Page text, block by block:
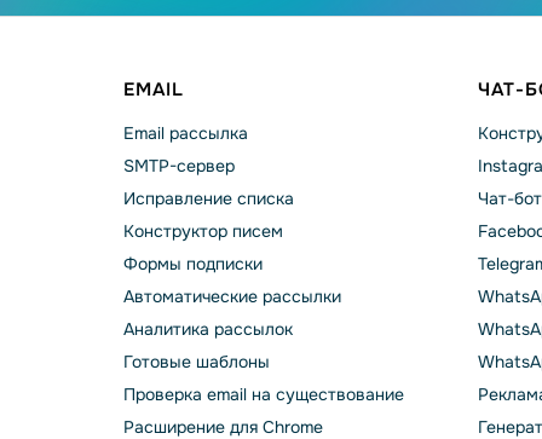
EMAIL
Email рассылка
SMTP-сервер
Исправление списка
Конструктор писем
Формы подписки
Автоматические рассылки
Аналитика рассылок
Готовые шаблоны
Проверка email на существование
Расширение для Chrome
ЧАТ-
Чат-